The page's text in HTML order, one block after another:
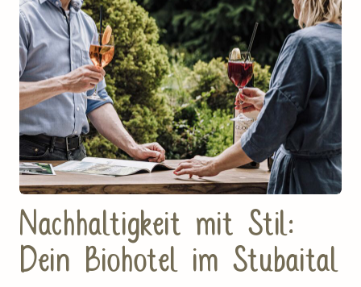
Nachhaltigkeit mit Stil:
Dein Biohotel im Stubaital